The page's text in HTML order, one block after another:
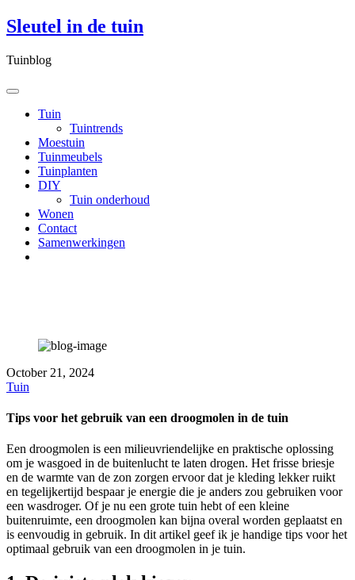
Skip
to
Sleutel in de tuin
Tuinblog
Tuin
Tuintrends
Moestuin
Tuinmeubels
Tuinplanten
DIY
Tuin onderhoud
Wonen
Contact
Samenwerkingen
October 21, 2024
Tuin
Tips voor het gebruik van een droogmolen in de tuin
Een droogmolen is een milieuvriendelijke en praktische oplossing
om je wasgoed in de buitenlucht te laten drogen. Het frisse briesje
en de warmte van de zon zorgen ervoor dat je kleding lekker ruikt
en tegelijkertijd bespaar je energie die je anders zou gebruiken voor
een wasdroger. Of je nu een grote tuin hebt of een kleine
buitenruimte, een droogmolen kan bijna overal worden geplaatst en
is eenvoudig in gebruik. In dit artikel geef ik je handige tips voor het
optimaal gebruik van een droogmolen in je tuin.